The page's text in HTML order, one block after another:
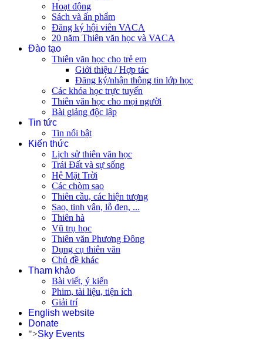
Hoạt động
Sách và ấn phẩm
Đăng ký hội viên VACA
20 năm Thiên văn học và VACA
Đào tạo
Thiên văn học cho trẻ em
Giới thiệu / Hợp tác
Đăng ký/nhận thông tin lớp học
Các khóa học trực tuyến
Thiên văn học cho mọi người
Bài giảng độc lập
Tin tức
Tin nổi bật
Kiến thức
Lịch sử thiên văn học
Trái Đất và sự sống
Hệ Mặt Trời
Các chòm sao
Thiên cầu, các hiện tượng
Sao, tinh vân, lỗ đen, ...
Thiên hà
Vũ trụ học
Thiên văn Phương Đông
Dụng cụ thiên văn
Chủ đề khác
Tham khảo
Bài viết, ý kiến
Phim, tài liệu, tiện ích
Giải trí
English website
Donate
">Sky Events